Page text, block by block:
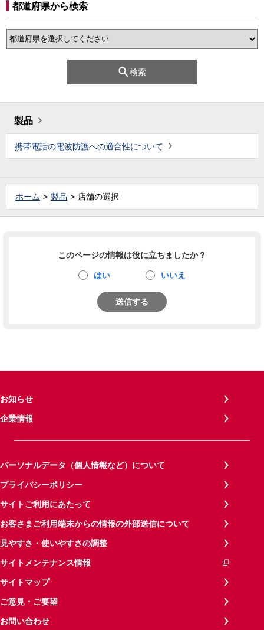
都道府県から検索
検索
製品
携帯電話の電波防護への適合性について
ホーム 製品 店舗の選択
このページの情報は役に立ちましたか？
はい いいえ
送信する
お知らせ
企業情報
パーソナルデータ（個人情報など）について
プライバシーポリシー
サイトご利用にあたって
お客さまご利用端末からの情報の外部送信について
見やすさ・使いやすさの調整
サイトメンテナンス情報
サイトマップ
ご意見・ご要望
お問い合わせ